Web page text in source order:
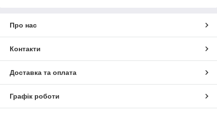
Про нас
Контакти
Доставка та оплата
Графік роботи